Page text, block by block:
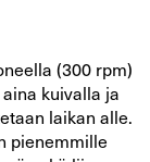
(300 rpm)
kuivalla ja
laikan alle.
pienemmille